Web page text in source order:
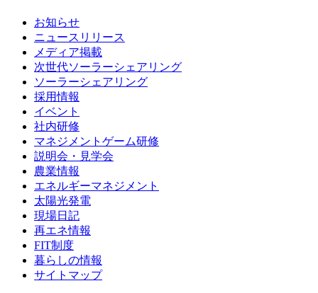
お知らせ
ニュースリリース
メディア掲載
次世代ソーラーシェアリング
ソーラーシェアリング
採用情報
イベント
社内研修
マネジメントゲーム研修
説明会・見学会
農業情報
エネルギーマネジメント
太陽光発電
現場日記
再エネ情報
FIT制度
暮らしの情報
サイトマップ